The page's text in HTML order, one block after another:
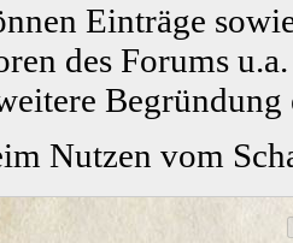
Einträge
des Forums
Nutzen vom